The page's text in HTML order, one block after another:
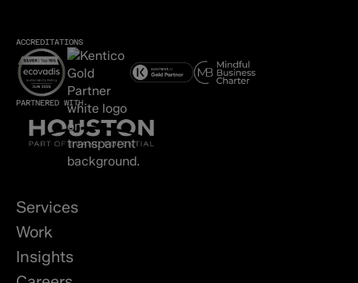
ACCREDITATIONS
PARTNERED WITH
Services
Work
Insights